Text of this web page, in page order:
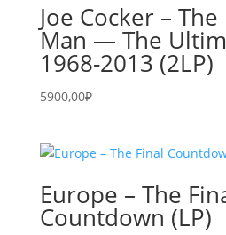
Joe Cocker –
Man — The
1968-2013 (2LP)
5900,00₽
Europe – The
Countdown (LP)